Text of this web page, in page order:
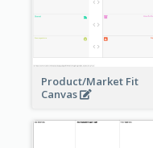
Product/Market Fit
Canvas